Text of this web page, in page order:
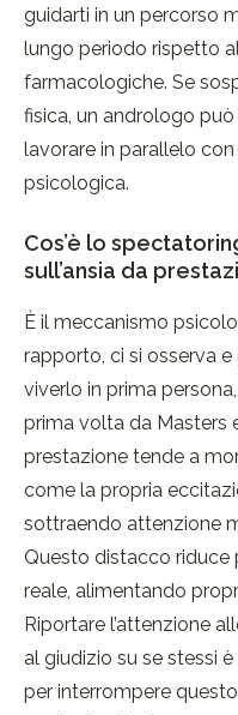
guidarti in un percorso
lungo periodo rispetto
farmacologiche. Se
fisica, un andrologo
lavorare in parallelo
psicologica.
Cos’è lo
sull’ansia da
È il meccanismo
rapporto, ci si osserva e
viverlo in prima
prima volta da Masters
prestazione tende a
come la propria
sottraendo attenzione
Questo distacco riduce
reale, alimentando
Riportare l’attenzione
al giudizio su se stessi
per interrompere